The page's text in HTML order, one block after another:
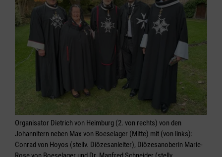
Organisator Dietrich von Heimburg (2. von rechts) von den
Johannitern neben Max von Boeselager (Mitte) mit (von links):
Conrad von Hoyos (stellv. Diözesanleiter), Diözesanoberin Marie-